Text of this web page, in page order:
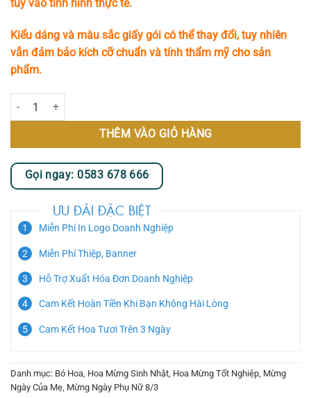
tùy vào tình hình thực tế.
Kiểu dáng và màu sắc giấy gói có thể thay đổi, tuy nhiên
vẫn đảm bảo kích cỡ chuẩn và tính thẩm mỹ cho sản
phẩm.
Little Angel số lượng
THÊM VÀO GIỎ HÀNG
Gọi ngay: 0583 678 666
ƯU ĐÃI ĐẶC BIỆT
Miễn Phí In Logo Doanh Nghiệp
Miễn Phí Thiệp, Banner
Hỗ Trợ Xuất Hóa Đơn Doanh Nghiệp
Cam Kết Hoàn Tiền Khi Bạn Không Hài Lòng
Cam Kết Hoa Tươi Trên 3 Ngày
Danh mục: Bó Hoa, Hoa Mừng Sinh Nhật, Hoa Mừng Tốt Nghiệp, Mừng
Ngày Của Mẹ, Mừng Ngày Phụ Nữ 8/3